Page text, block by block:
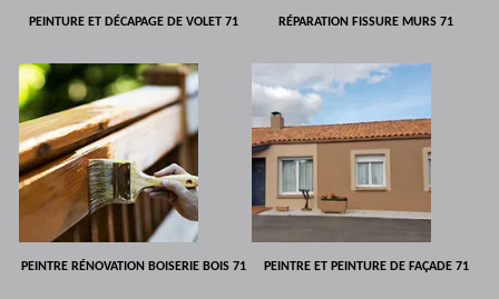
PEINTURE ET DÉCAPAGE DE VOLET 71 RÉPARATION FISSURE MURS 71
PEINTRE RÉNOVATION BOISERIE BOIS 71 PEINTRE ET PEINTURE DE FAÇADE 71